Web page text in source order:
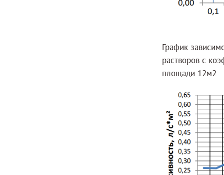
График
растворов с
площади 12м2